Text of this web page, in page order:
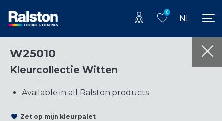
0
NL
W25010
Kleurcollectie Witten
Available in all Ralston products
Zet op mijn kleurpalet